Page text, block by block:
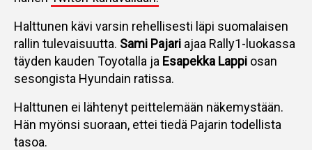
Halttunen kävi varsin rehellisesti läpi suomalaisen
rallin tulevaisuutta. Sami Pajari ajaa Rally1-luokassa
täyden kauden Toyotalla ja Esapekka Lappi osan
sesongista Hyundain ratissa.
Halttunen ei lähtenyt peittelemään näkemystään.
Hän myönsi suoraan, ettei tiedä Pajarin todellista
tasoa.